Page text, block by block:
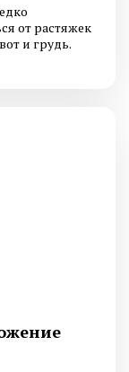
от растяжек
и грудь.